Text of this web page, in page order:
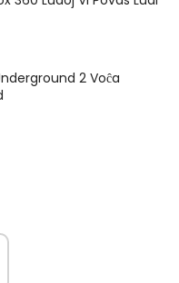
2 Voĉa